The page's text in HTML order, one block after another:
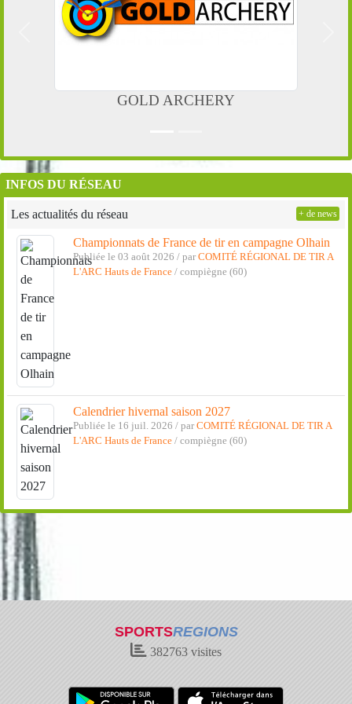
GOLD ARCHERY
Précedent
INFOS DU RÉSEAU
Les actualités du réseau
Championnats de France de tir en campagne Olhain
Publiée le 03 août 2026 / par COMITÉ RÉGIONAL DE TIR A
L'ARC Hauts de France/ compiègne (60)
Calendrier hivernal saison 2027
Publiée le 16 juil. 2026 / par COMITÉ RÉGIONAL DE TIR A
L'ARC Hauts de France/ compiègne (60)
+ de news
SPORTSREGIONS
382763 visites